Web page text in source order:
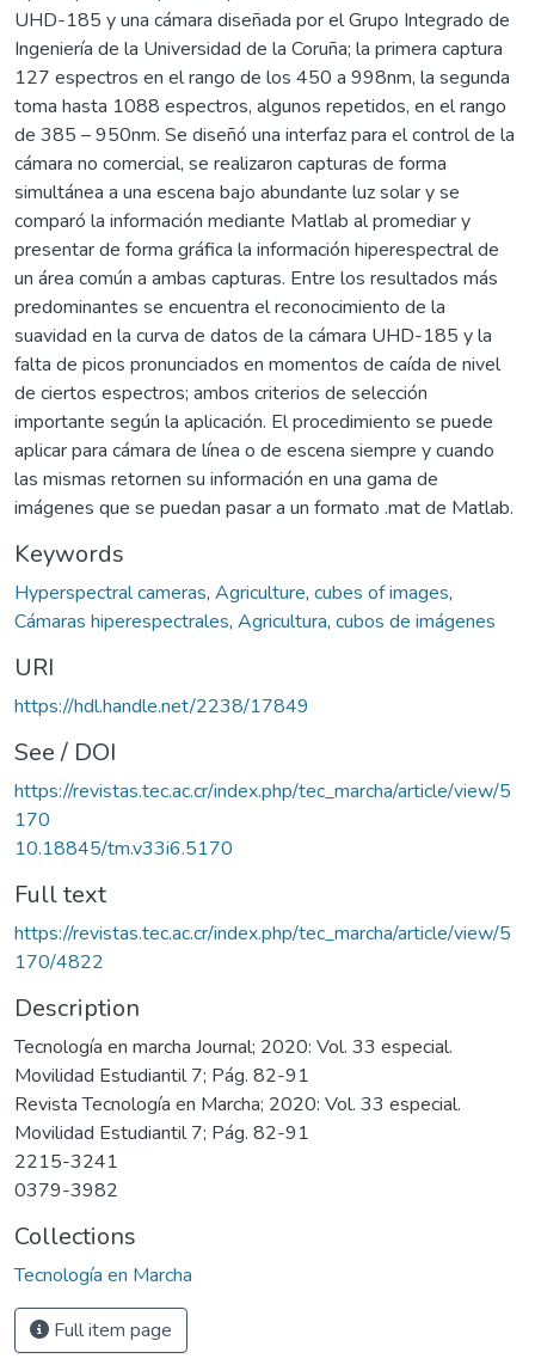
UHD-185 y una cámara diseñada por el Grupo Integrado de
Ingeniería de la Universidad de la Coruña; la primera captura
127 espectros en el rango de los 450 a 998nm, la segunda
toma hasta 1088 espectros, algunos repetidos, en el rango
de 385 – 950nm. Se diseñó una interfaz para el control de la
cámara no comercial, se realizaron capturas de forma
simultánea a una escena bajo abundante luz solar y se
comparó la información mediante Matlab al promediar y
presentar de forma gráfica la información hiperespectral de
un área común a ambas capturas. Entre los resultados más
predominantes se encuentra el reconocimiento de la
suavidad en la curva de datos de la cámara UHD-185 y la
falta de picos pronunciados en momentos de caída de nivel
de ciertos espectros; ambos criterios de selección
importante según la aplicación. El procedimiento se puede
aplicar para cámara de línea o de escena siempre y cuando
las mismas retornen su información en una gama de
imágenes que se puedan pasar a un formato .mat de Matlab.
Keywords
Hyperspectral cameras, Agriculture, cubes of images,
Cámaras hiperespectrales, Agricultura, cubos de imágenes
URI
https://hdl.handle.net/2238/17849
See / DOI
https://revistas.tec.ac.cr/index.php/tec_marcha/article/view/5
170
10.18845/tm.v33i6.5170
Full text
https://revistas.tec.ac.cr/index.php/tec_marcha/article/view/5
170/4822
Description
Tecnología en marcha Journal; 2020: Vol. 33 especial.
Movilidad Estudiantil 7; Pág. 82-91
Revista Tecnología en Marcha; 2020: Vol. 33 especial.
Movilidad Estudiantil 7; Pág. 82-91
2215-3241
0379-3982
Collections
Tecnología en Marcha
Full item page